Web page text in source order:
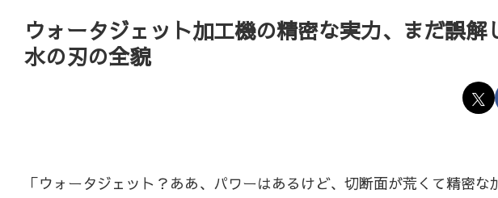
ウォータジェット加工機の精密な実力、まだ誤
水の刃の全貌
「ウォータジェット？ああ、パワーはあるけど、切断面が荒くて精